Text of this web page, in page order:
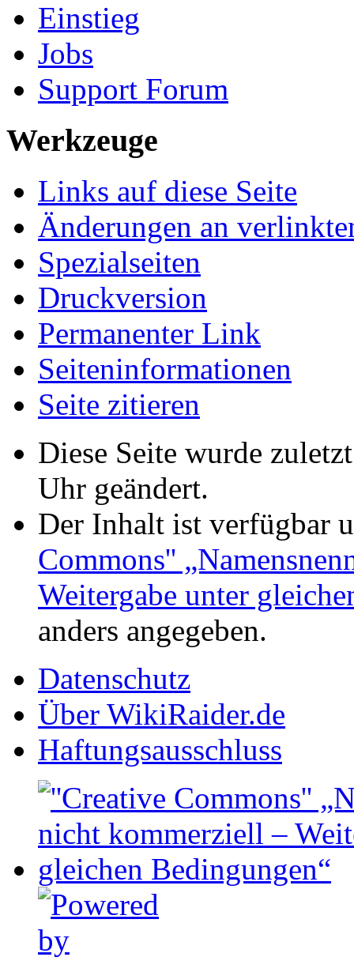
Einstieg
Jobs
Support Forum
Werkzeuge
Links auf diese Seite
Änderungen an
Spezialseiten
Druckversion
Permanenter Link
Seiten­informationen
Seite zitieren
Diese Seite wurde
Uhr geändert.
Der Inhalt ist verfügbar
Commons''
Weitergabe unter
anders angegeben.
Datenschutz
Über WikiRaider.de
Haftungsausschluss